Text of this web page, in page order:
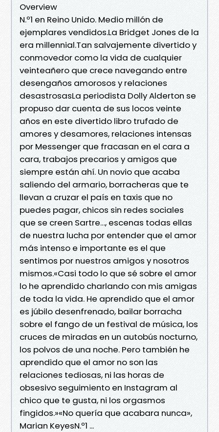
Overview
N.º1 en Reino Unido. Medio millón de
ejemplares vendidos.La Bridget Jones de la
era millennial.Tan salvajemente divertido y
conmovedor como la vida de cualquier
veinteañero que crece navegando entre
desengaños amorosos y relaciones
desastrosasLa periodista Dolly Alderton se
propuso dar cuenta de sus locos veinte
años en este divertido libro trufado de
amores y desamores, relaciones intensas
por Messenger que fracasan en el cara a
cara, trabajos precarios y amigos que
siempre están ahí. Un novio que acaba
saliendo del armario, borracheras que te
llevan a cruzar el país en taxis que no
puedes pagar, chicos sin redes sociales
que se creen Sartre…, escenas todas ellas
de nuestra lucha por entender que el amor
más intenso e importante es el que
sentimos por nuestros amigos y nosotros
mismos.«Casi todo lo que sé sobre el amor
lo he aprendido charlando con mis amigas
de toda la vida. He aprendido que el amor
es júbilo desenfrenado, bailar borracha
sobre el fango de un festival de música, los
cruces de miradas en un autobús nocturno,
los polvos de una noche. Pero también he
aprendido que el amor no son las
relaciones tediosas, ni las horas de
obsesivo seguimiento en Instagram al
chico que te gusta, ni los orgasmos
fingidos.»«No quería que acabara nunca»,
Marian KeyesN.º1 ...